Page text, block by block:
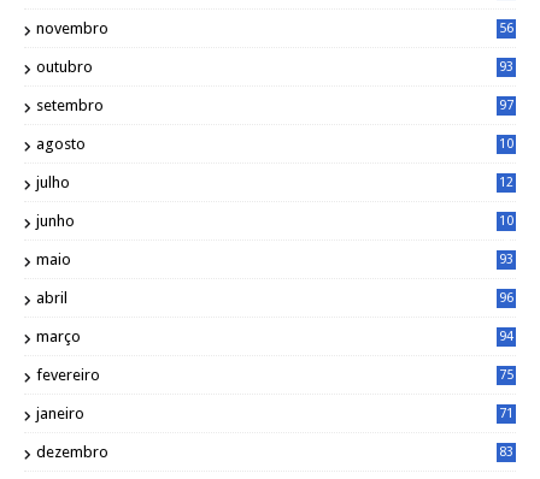
novembro 56
outubro 93
setembro 97
agosto
10
julho
12
junho
10
maio 93
abril 96
março 94
fevereiro 75
janeiro 71
dezembro 83